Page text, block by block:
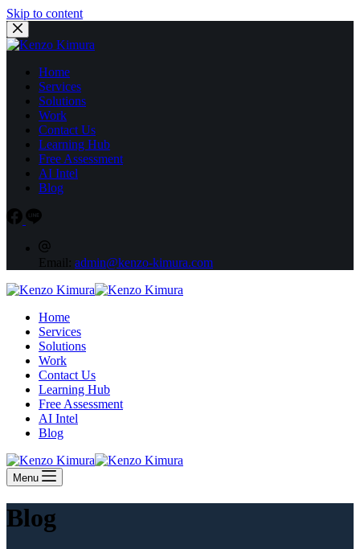
Skip to content
Home
Services
Solutions
Work
Contact Us
Learning Hub
Free Assessment
AI Intel
Blog
Email: admin@kenzo-kimura.com
Home
Services
Solutions
Work
Contact Us
Learning Hub
Free Assessment
AI Intel
Blog
Menu
Blog